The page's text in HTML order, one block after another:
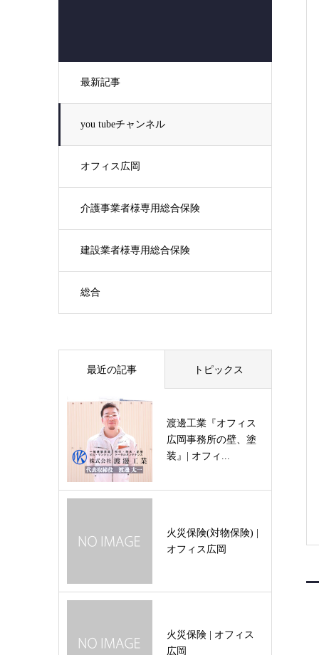
最新記事
you tubeチャンネル
オフィス広岡
介護事業者様専用総合保険
建設業者様専用総合保険
総合
最近の記事 トピックス
渡邊工業『オフィス
広岡事務所の壁、塗
装』| オフィ...
火災保険(対物保険) |
オフィス広岡
火災保険 | オフィス
広岡